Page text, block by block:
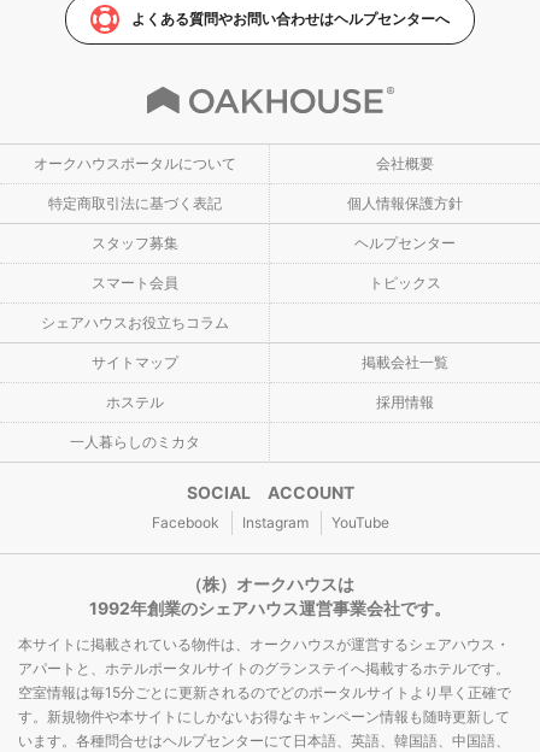
よくある質問やお問い合わせはヘルプセンターへ
オークハウスポータルについて 会社概要
特定商取引法に基づく表記 個人情報保護方針
スタッフ募集 ヘルプセンター
スマート会員 トピックス
シェアハウスお役立ちコラム
サイトマップ 掲載会社一覧
ホステル 採用情報
一人暮らしのミカタ
SOCIAL ACCOUNT
Facebook Instagram YouTube
（株）オークハウスは
1992年創業のシェアハウス運営事業会社です。
本サイトに掲載されている物件は、オークハウスが運営するシェアハウス・
アパートと、ホテルポータルサイトのグランステイへ掲載するホテルです。
空室情報は毎15分ごとに更新されるのでどのポータルサイトより早く正確で
す。新規物件や本サイトにしかないお得なキャンペーン情報も随時更新して
います。各種問合せはヘルプセンターにて日本語、英語、韓国語、中国語、